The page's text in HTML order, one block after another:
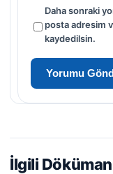
Daha sonraki
posta adresim
kaydedilsin.
İlgili